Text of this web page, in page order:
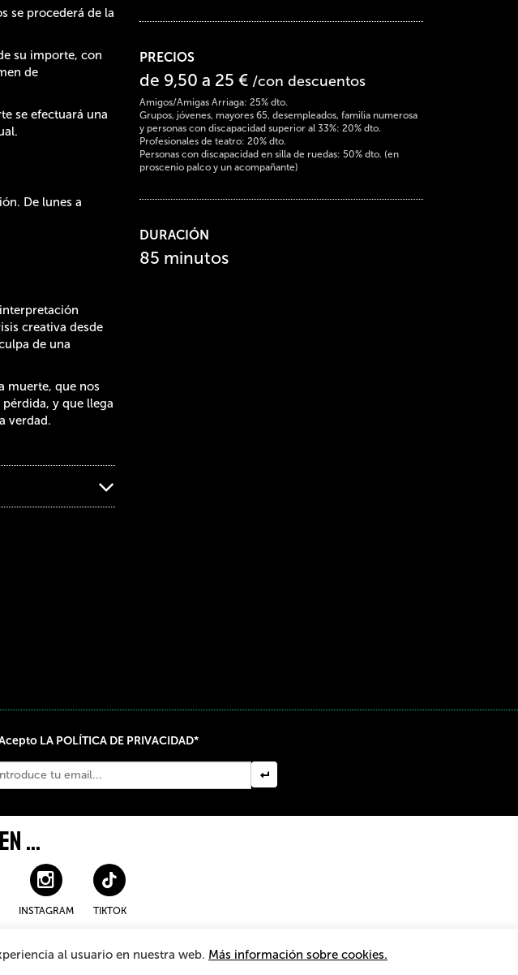
se procederá de la
su importe, con
de
se efectuará una
De lunes a
creativa desde
de una
muerte, que nos
y que llega
verdad.
PRECIOS
de 9,50 a 25 € /con descuentos
Amigos/Amigas Arriaga: 25% dto.
Grupos, jóvenes, mayores 65, desempleados, familia numerosa
y personas con discapacidad superior al 33%: 20% dto.
Profesionales de teatro: 20% dto.
Personas con discapacidad en silla de ruedas: 50% dto. (en
proscenio palco y un acompañante)
DURACIÓN
85 minutos
LA POLÍTICA DE PRIVACIDAD*
...
INSTAGRAM TIKTOK
Sistema Interno de Información
al usuario en nuestra web. Más información sobre cookies.